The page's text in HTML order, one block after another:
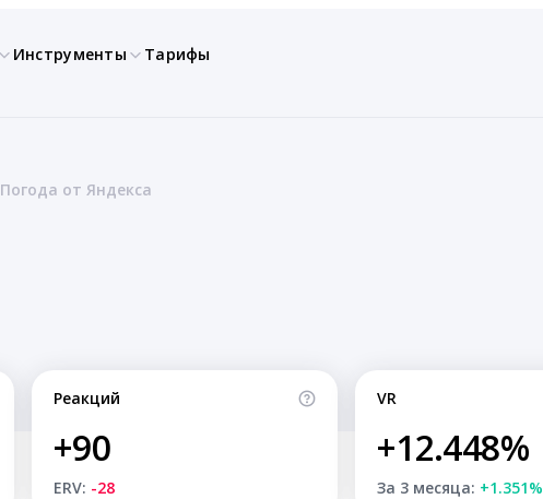
Инструменты Тарифы
Погода от Яндекса
Реакций
+90
ERV: -28
VR
+12.448%
За 3 месяца: +1.351%